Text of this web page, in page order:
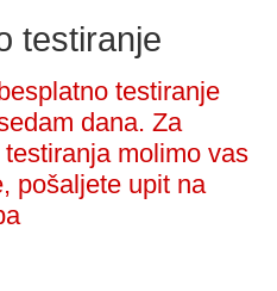
testiranje
testiranje
dana. Za
molimo vas
pošaljete upit na